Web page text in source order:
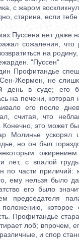
с жаром
старина, если тебе
Пуссена нет даже
сожаления, что
на
"Пуссен"
Профитандье
Жермен, не
день в суде; его
на печени,
его после
считая, что
это может
ускорял
но он был
лет, с впалой
по части приличий:
ему нельзя было
его было
председателя
положению,
Профитандье
лоб; впрочем,
и спор